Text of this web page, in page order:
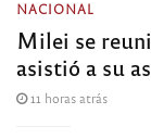
NACIONAL
Milei se
asistió a su
11 horas atrás